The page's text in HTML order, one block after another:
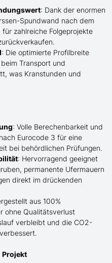
: Dank der enormen
Spundwand nach dem
zahlreiche Folgeprojekte
: Die optimierte Profilbreite
Transport und
was Kranstunden und
: Volle Berechenbarkeit und
Eurocode 3 für eine
bei behördlichen Prüfungen.
: Hervorragend geeignet
permanente Ufermauern
direkt im drückenden
aus 100%
ohne Qualitätsverlust
verbleibt und die CO2-
Projekt